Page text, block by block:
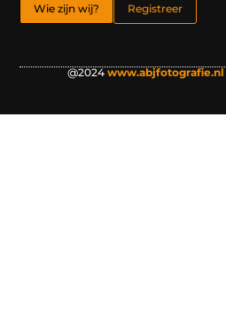
Wie zijn wij? Registreer
@2024 www.abjfotografie.nl